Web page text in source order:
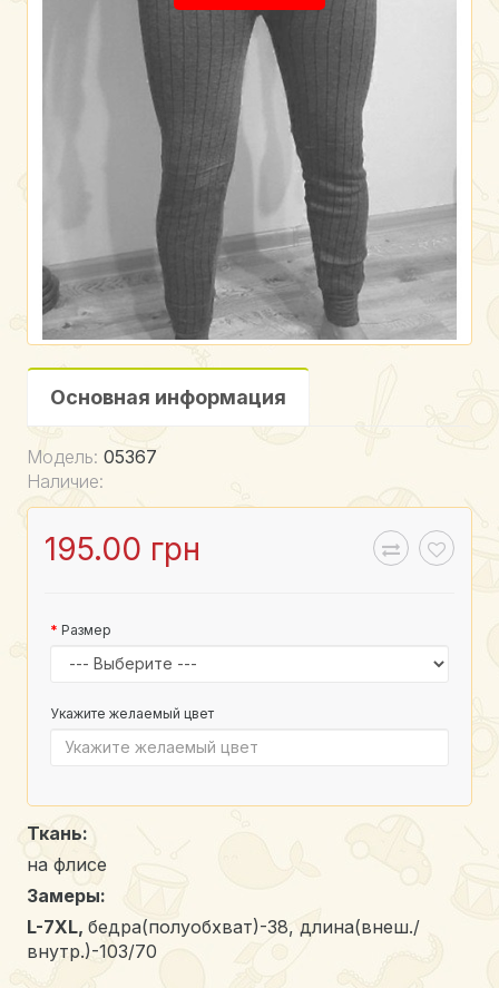
Основная информация
Модель: 05367
Наличие:
195.00 грн
Размер
Укажите желаемый цвет
Ткань:
на флисе
Замеры:
L-7XL, бедра(полуобхват)-38, длина(внеш./
внутр.)-103/70